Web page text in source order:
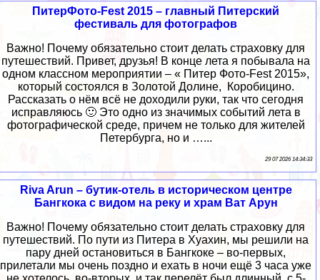
ПитерФото-Fest 2015 – главный Питерский
фестиваль для фотографов
Важно! Почему обязательно стоит делать страховку для
путешествий. Привет, друзья! В конце лета я побывала на
одном классном мероприятии – « Питер Фото-Fest 2015»,
который состоялся в Золотой Долине, Коробицино.
Рассказать о нём всё не доходили руки, так что сегодня
исправляюсь 🙂 Это одно из значимых событий лета в
фотографической среде, причем не только для жителей
Петербурга, но и …...
29 07 2026 14:34:33
Riva Arun – бутик-отель в историческом центре
Бангкока с видом на реку и храм Ват Арун
Важно! Почему обязательно стоит делать страховку для
путешествий. По пути из Питера в Хуахин, мы решили на
пару дней остановиться в Бангкоке – во-первых,
прилетали мы очень поздно и ехать в ночи ещё 3 часа уже